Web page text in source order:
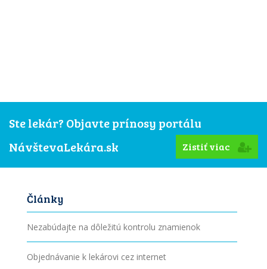
Ste lekár? Objavte prínosy portálu
NávštevaLekára.sk
Zistiť viac
Články
Nezabúdajte na dôležitú kontrolu znamienok
Objednávanie k lekárovi cez internet